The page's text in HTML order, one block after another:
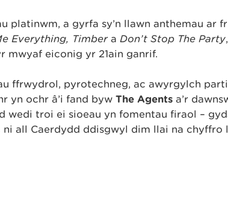
platinwm, a gyrfa sy’n llawn anthemau ar
Everything, Timber a Don’t Stop The Party
mwyaf eiconig yr 21ain ganrif.
ffrwydrol, pyrotechneg, ac awyrgylch parti
yn ochr â’i fand byw The Agents a’r
wedi troi ei sioeau yn fomentau firaol –
ni all Caerdydd ddisgwyl dim llai na chyffro